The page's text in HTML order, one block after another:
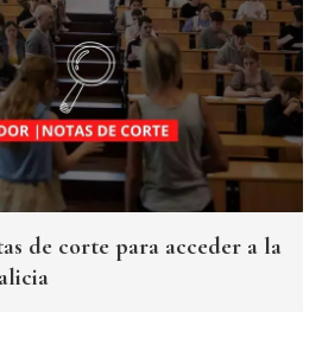
de corte para acceder a la